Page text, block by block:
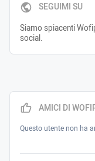
SEGUIMI SU
Siamo spiacenti
social.
AMICI DI
Questo utente non ha